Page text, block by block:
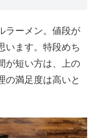
ラーメン。値段が
います。特段めち
が短い方は、上の
の満足度は高いと